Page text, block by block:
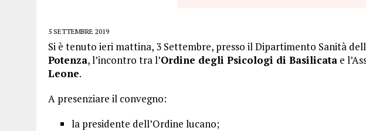
5 SETTEMBRE 2019
Si è tenuto ieri mattina, 3 Settembre, presso il Dipartimento Sanità
Potenza, l’incontro tra l’Ordine degli Psicologi di Basilicata e
Leone.
A presenziare il convegno:
la presidente dell’Ordine lucano;